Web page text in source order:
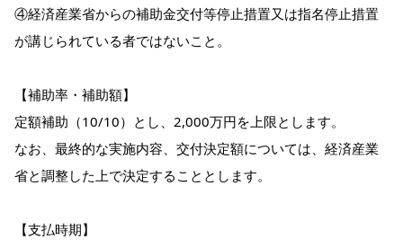
④経済産業省からの補助金交付等停止措置又は指名停止措置
が講じられている者ではないこと。
【補助率・補助額】
定額補助（10/10）とし、2,000万円を上限とします。
なお、最終的な実施内容、交付決定額については、経済産業
省と調整した上で決定することとします。
【支払時期】